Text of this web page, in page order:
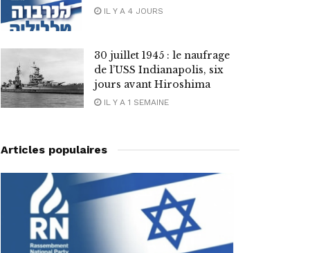
IL Y A 4 JOURS
30 juillet 1945 : le naufrage
de l’USS Indianapolis, six
jours avant Hiroshima
IL Y A 1 SEMAINE
Articles populaires